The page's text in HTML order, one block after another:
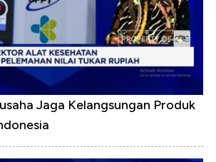
Jaga Kelangsungan Produk